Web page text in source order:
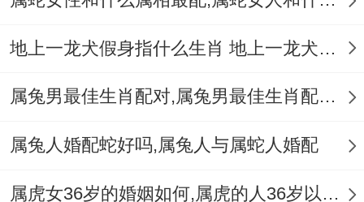
没区别，时不时会原因是部分小事而发生争
执.只要发生冲突 -两人不能不站再对方得角
温馨提示：总体来看属兔跟着其他生肖之间
是现实着相生相克得关系。
地上一龙犬假身指什么生肖 地上一龙犬假身十二生肖指哪肖
属兔男最佳生肖配对,属兔男最佳生肖配对表
属兔人婚配蛇好吗,属兔人与属蛇人婚配
属虎女36岁的婚姻如何,属虎的人36岁以后会好吗